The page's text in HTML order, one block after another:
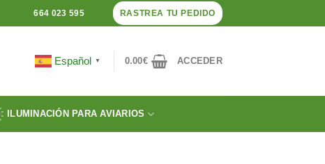
664 023 595 RASTREA TU PEDIDO
Español ▼ 0.00€ ACCEDER
ILUMINACIÓN PARA AVIARIOS